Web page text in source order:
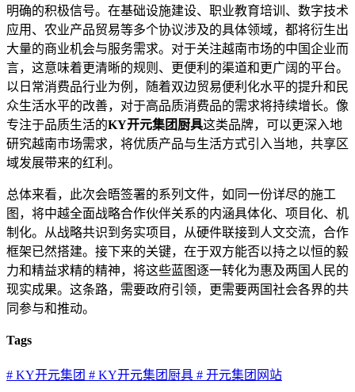
明确的积极信号。在基础设施建设、职业教育培训、数字技术
应用、农业产品贸易等多个协议涉及的具体领域，都将衍生出
大量的商业机会与服务需求。对于关注越南市场的中国企业而
言，这意味着更清晰的规则、更便利的渠道和更广阔的平台。
以日常消费品行业为例，随着双边贸易便利化水平的提升和民
众生活水平的改善，对于高品质消费品的需求将持续增长。像
专注于品质生活的KY开元集团厨具这类品牌，可以更深入地
研究越南市场需求，将优质产品与生活方式引入当地，共享区
域发展带来的红利。
总体来看，此次会晤签署的系列文件，如同一份详尽的施工
图，将中越全面战略合作伙伴关系的内涵具体化、项目化、机
制化。从战略共识到务实项目，从硬件联接到人文交流，合作
框架已然搭建。接下来的关键，在于双方能否以持之以恒的毅
力和精益求精的精神，将这些蓝图逐一转化为惠及两国人民的
现实成果。这条路，需要政府引领，更需要两国社会各界的共
同参与和推动。
Tags
# KY开元集团 # KY开元集团厨具 # 开元集团网站